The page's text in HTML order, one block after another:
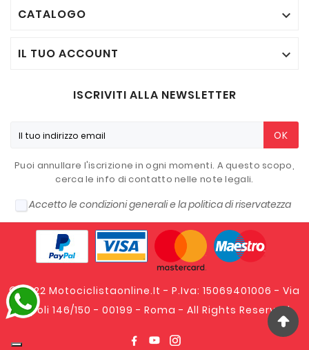
CATALOGO 
IL TUO ACCOUNT 
ISCRIVITI ALLA NEWSLETTER
OK
Puoi annullare l'iscrizione in ogni momenti. A questo scopo,
cerca le info di contatto nelle note legali.
Accetto le condizioni generali e la politica di riservatezza
© 2022 Motociclistaonline.it - P.Iva: 15069401006 - Via
Tripoli 146/150 - 00199 - Roma - All Rights Reserved.